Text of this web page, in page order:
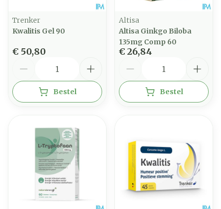
Trenker
Kwalitis Gel 90
€ 50,80
Bestel
Altisa
Altisa Ginkgo Biloba
135mg Comp 60
€ 26,84
Bestel